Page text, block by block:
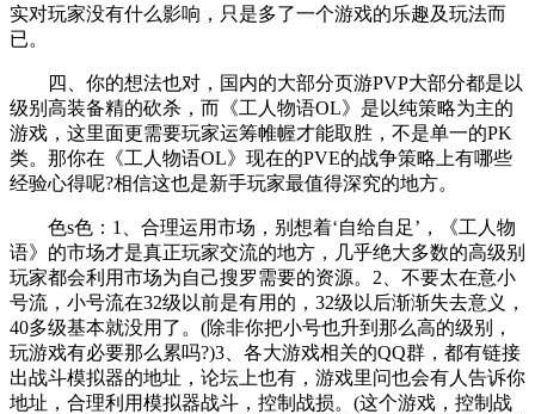
实对玩家没有什么影响，只是多了一个游戏的乐趣及玩法而
已。
四、你的想法也对，国内的大部分页游PVP大部分都是以
级别高装备精的砍杀，而《工人物语OL》是以纯策略为主的
游戏，这里面更需要玩家运筹帷幄才能取胜，不是单一的PK
类。那你在《工人物语OL》现在的PVE的战争策略上有哪些
经验心得呢?相信这也是新手玩家最值得深究的地方。
色s色：1、合理运用市场，别想着‘自给自足’，《工人物
语》的市场才是真正玩家交流的地方，几乎绝大多数的高级别
玩家都会利用市场为自己搜罗需要的资源。2、不要太在意小
号流，小号流在32级以前是有用的，32级以后渐渐失去意义，
40多级基本就没用了。(除非你把小号也升到那么高的级别，
玩游戏有必要那么累吗?)3、各大游戏相关的QQ群，都有链接
出战斗模拟器的地址，论坛上也有，游戏里问也会有人告诉你
地址，合理利用模拟器战斗，控制战损。(这个游戏，控制战